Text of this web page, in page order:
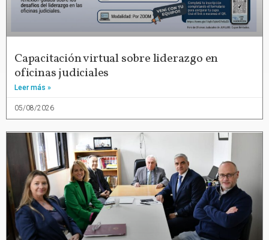
Capacitación virtual sobre liderazgo en
oficinas judiciales
Leer más »
05/08/2026